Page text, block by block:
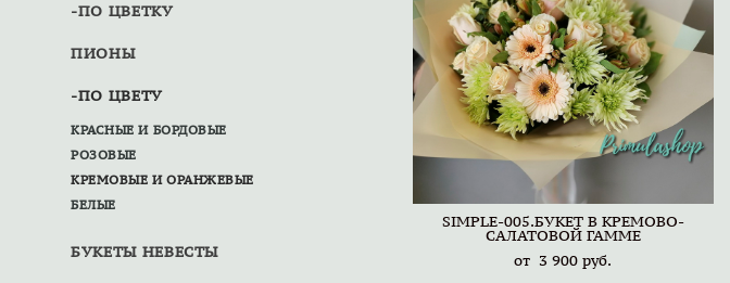
-ПО ЦВЕТКУ
ПИОНЫ
-ПО ЦВЕТУ
КРАСНЫЕ И БОРДОВЫЕ
РОЗОВЫЕ
КРЕМОВЫЕ И ОРАНЖЕВЫЕ
БЕЛЫЕ
БУКЕТЫ НЕВЕСТЫ
SIMPLE-005.БУКЕТ В КРЕМОВО-
САЛАТОВОЙ ГАММЕ
от 3 900 pуб.